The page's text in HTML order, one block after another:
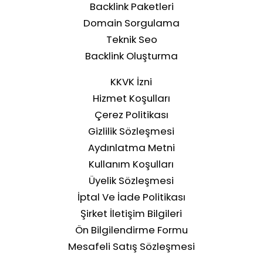
Backlink Paketleri
Domain Sorgulama
Teknik Seo
Backlink Oluşturma
KKVK İzni
Hizmet Koşulları
Çerez Politikası
Gizlilik Sözleşmesi
Aydınlatma Metni
Kullanım Koşulları
Üyelik Sözleşmesi
İptal Ve İade Politikası
Şirket İletişim Bilgileri
Ön Bilgilendirme Formu
Mesafeli Satış Sözleşmesi